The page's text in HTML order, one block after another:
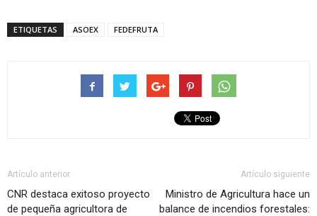
ETIQUETAS ASOEX FEDEFRUTA
Artículo anterior
CNR destaca exitoso proyecto
de pequeña agricultora de
Artículo siguiente
Ministro de Agricultura hace un
balance de incendios forestales: